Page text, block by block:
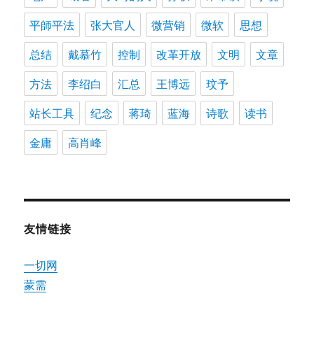
平師平法
张大官人 微营销 微软
思想
总结
戴慕竹 控制 改革开放 文明
文章
方法
李绍白 汇总 王博远
玟予
站长工具
纪念 蒋琦 蓝海 诗歌
读书
金庸
高肖峰
友情链接
一切网
蒙需